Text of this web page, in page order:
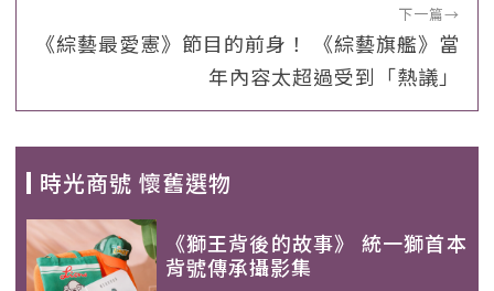
下一篇→
《綜藝最愛憲》節目的前身！ 《綜藝旗艦》當
年內容太超過受到「熱議」
時光商號 懷舊選物
《獅王背後的故事》 統一獅首本
背號傳承攝影集